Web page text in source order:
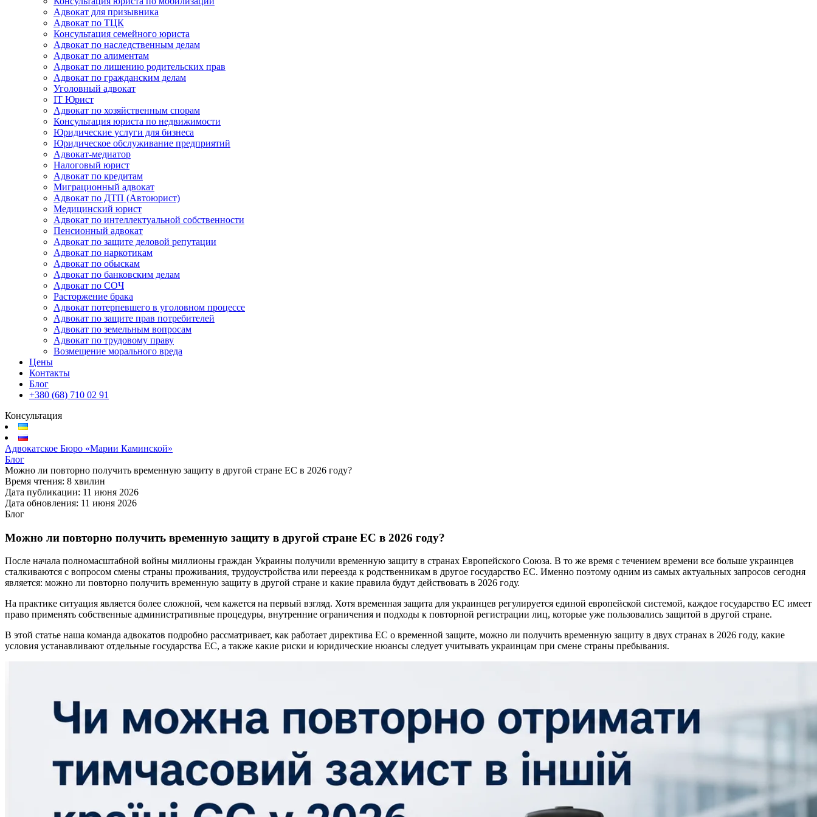
Адвокат для призывника
Адвокат по ТЦК
Консультация семейного юриста
Адвокат по наследственным делам
Адвокат по алиментам
Адвокат по лишению родительских прав
Адвокат по гражданским делам
Уголовный адвокат
IT Юрист
Адвокат по хозяйственным спорам
Консультация юриста по недвижимости
Юридические услуги для бизнеса
Юридическое обслуживание предприятий
Адвокат-медиатор
Налоговый юрист
Адвокат по кредитам
Миграционный адвокат
Адвокат по ДТП (Автоюрист)
Медицинский юрист
Адвокат по интеллектуальной собственности
Пенсионный адвокат
Адвокат по защите деловой репутации
Адвокат по наркотикам
Адвокат по обыскам
Адвокат по банковским делам
Адвокат по СОЧ
Расторжение брака
Адвокат потерпевшего в уголовном процессе
Адвокат по защите прав потребителей
Адвокат по земельным вопросам
Адвокат по трудовому праву
Возмещение морального вреда
Цены
Контакты
Блог
+380 (68) 710 02 91
Консультация
Адвокатское Бюро «Марии Каминской»
Блог
Можно ли повторно получить временную защиту в другой стране ЕС в 2026 году?
Время чтения: 8 хвилин
Дата публикации: 11 июня 2026
Дата обновления: 11 июня 2026
Блог
Можно ли повторно получить временную защиту в другой стране ЕС в 2026 году?
После начала полномасштабной войны миллионы граждан Украины получили временную защиту в странах Европейского Союза. В то же время с течением времени все больше украинцев
сталкиваются с вопросом смены страны проживания, трудоустройства или переезда к родственникам в другое государство ЕС. Именно поэтому одним из самых актуальных запросов сегодня
является: можно ли повторно получить временную защиту в другой стране и какие правила будут действовать в 2026 году.
На практике ситуация является более сложной, чем кажется на первый взгляд. Хотя временная защита для украинцев регулируется единой европейской системой, каждое государство ЕС имеет
право применять собственные административные процедуры, внутренние ограничения и подходы к повторной регистрации лиц, которые уже пользовались защитой в другой стране.
В этой статье наша команда адвокатов подробно рассматривает, как работает директива ЕС о временной защите, можно ли получить временную защиту в двух странах в 2026 году, какие
условия устанавливают отдельные государства ЕС, а также какие риски и юридические нюансы следует учитывать украинцам при смене страны пребывания.